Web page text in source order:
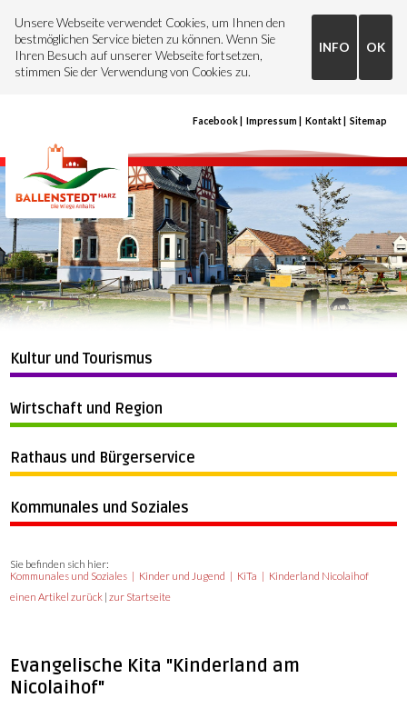
Unsere Webseite verwendet Cookies, um Ihnen den
bestmöglichen Service bieten zu können. Wenn Sie
Ihren Besuch auf unserer Webseite fortsetzen,
stimmen Sie der Verwendung von Cookies zu.
INFO OK
Facebook Impressum Kontakt Sitemap
Kultur und Tourismus
Wirtschaft und Region
Rathaus und Bürgerservice
Kommunales und Soziales
Sie befinden sich hier:
Kommunales und Soziales
Kinder und Jugend KiTa
Kinderland Nicolaihof
einen Artikel zurück |zur Startseite
Evangelische Kita "Kinderland am
Nicolaihof"